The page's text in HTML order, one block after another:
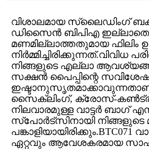
വിശാലമായ സ്ലൈഡിംഗ്
ഡിസൈൻ ബിപിഎ ഇല്ലാതെ
മണമില്ലാത്തതുമായ ഫിലിം
നിർമ്മിച്ചിരിക്കുന്നത്.വിവിധ
നിങ്ങളുടെ എല്ലാ
സക്ഷൻ പൈപ്പിന്റെ
സൈക്ലിംഗ്, ക്രോസ്-കൺട്രി,
നിലവാരമുള്ള വാട്ടർ ബാഗ്
സ്പോർട്സിനായി നിങ്ങളുടെ
പങ്കാളിയായിരിക്കും.BTC071
ഏറ്റവും ആവേശകരമായ